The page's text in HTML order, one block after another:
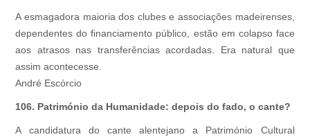
A esmagadora maioria dos clubes e associações madeirenses,
dependentes do financiamento público, estão em colapso face
aos atrasos nas transferências acordadas. Era natural que
assim acontecesse.
André Escórcio
106. Património da Humanidade: depois do fado, o cante?
A candidatura do cante alentejano a Património Cultural